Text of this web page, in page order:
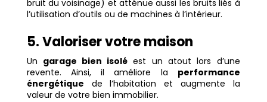
bruit du voisinage) et atténue aussi les bruits liés à
l’utilisation d’outils ou de machines à l’intérieur.
5. Valoriser votre maison
Un garage bien isoléest un atout lors d’une
revente. Ainsi, il améliore la performance
énergétique de l’habitation et augmente la
valeur de votre bien immobilier.